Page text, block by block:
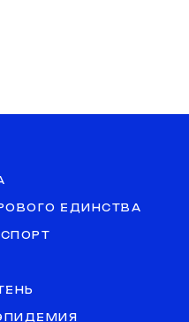
ЕДИНСТВА